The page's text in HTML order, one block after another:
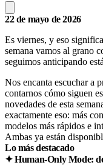
22 de mayo de 2026
Es viernes, y eso
semana vamos al grano
seguimos anticipando
Nos encanta escuchar a
contarnos cómo siguen
novedades de esta
exactamente eso: más
modelos más rápidos e
Ambas ya están
Lo más destacado
✦ Human-Only Mode: